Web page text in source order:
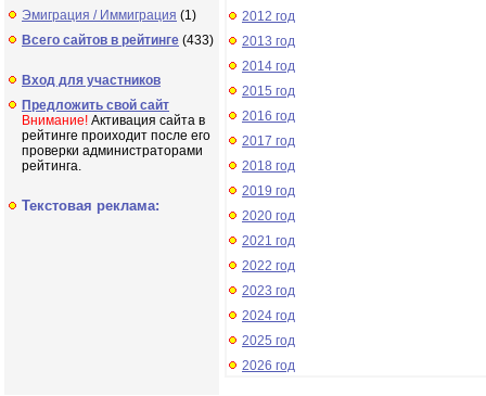
Эмиграция / Иммиграция (1)
Всего сайтов в рейтинге (433)
Вход для участников
Предложить свой сайт
Внимание! Активация сайта в
рейтинге проиходит после его
проверки администраторами
рейтинга.
Текстовая реклама:
2012 год
2013 год
2014 год
2015 год
2016 год
2017 год
2018 год
2019 год
2020 год
2021 год
2022 год
2023 год
2024 год
2025 год
2026 год